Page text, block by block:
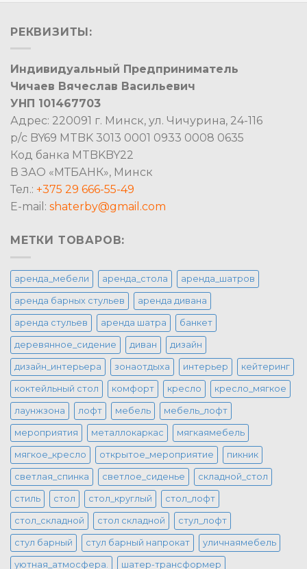
РЕКВИЗИТЫ:
Индивидуальный Предприниматель
Чичаев Вячеслав Васильевич
УНП 101467703
Адрес: 220091 г. Минск, ул. Чичурина, 24-116
р/с BY69 MTBK 3013 0001 0933 0008 0635
Код банка MTBKBY22
В ЗАО «МТБАНК», Минск
Тел.: +375 29 666-55-49
E-mail: shaterby@gmail.com
МЕТКИ ТОВАРОВ:
аренда_мебели аренда_стола аренда_шатров
аренда барных стульев аренда дивана
аренда стульев аренда шатра банкет
деревянное_сидение диван дизайн
дизайн_интерьера зонаотдыха интерьер кейтеринг
коктейльный стол комфорт кресло кресло_мягкое
лаунжзона лофт мебель мебель_лофт
мероприятия металлокаркас мягкаямебель
мягкое_кресло открытое_мероприятие пикник
светлая_спинка светлое_сиденье складной_стол
стиль стол стол_круглый стол_лофт
стол_складной стол складной стул_лофт
стул барный стул барный напрокат уличнаямебель
уютная_атмосфера. шатер-трансформер